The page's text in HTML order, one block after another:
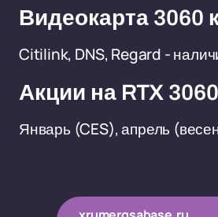
Видеокарта 3060
Citilink, DNS, Regard -
Акции на RTX
Январь (CES), апрель